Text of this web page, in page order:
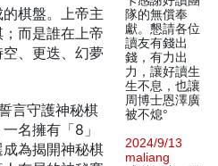
棋盤。上帝主
而是誰在上帝
、更迭、幻夢
言守護神秘棋
名擁有「8」
為揭開神秘棋
隊的無償奉
獻。懇請各位
讀友有錢出
錢，有力出
力，讓好讀生
生不息，也讓
周博士恩澤廣
被不熄°
2024/9/13
maliang